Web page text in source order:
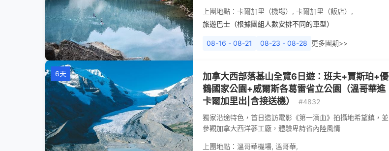
上團地點： 卡爾加里（機場） , 卡爾加里（飯店） ,
旅遊巴士（根據團組人數安排不同的車型）
08-16 - 08-21 08-23 - 08-28 更多團期>>
6天
加拿大西部落基山全覽6日遊：班夫+賈斯珀+優
鶴國家公園+威爾斯各葛雷省立公園（溫哥華進
卡爾加里出|含接送機）
#4832
獨家沿途特色，首日造訪電影《第一滴血》拍攝地希望鎮，並
參觀加拿大西洋蔘工廠，體驗卑詩省內陸風情
上團地點： 溫哥華機場, 溫哥華,